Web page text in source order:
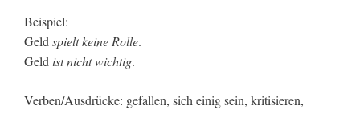
Beispiel:
Geld spielt keine Rolle.
Geld ist nicht wichtig.
Verben/Ausdrücke: gefallen, sich einig sein, kritisieren,